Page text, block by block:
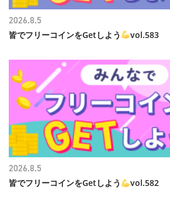
皆でフリーコインをGetしよう vol.583
2026.8.5
皆でフリーコインをGetしよう vol.582
2026.8.5